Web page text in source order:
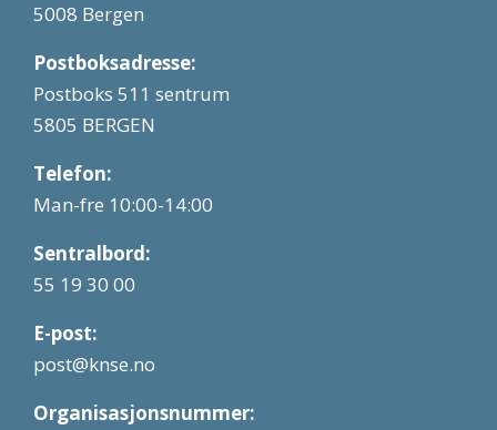
5008 Bergen
Postboksadresse:
Postboks 511 sentrum
5805 BERGEN
Telefon:
Man-fre 10:00-14:00
Sentralbord:
55 19 30 00
E-post:
post@knse.no
Organisasjonsnummer: